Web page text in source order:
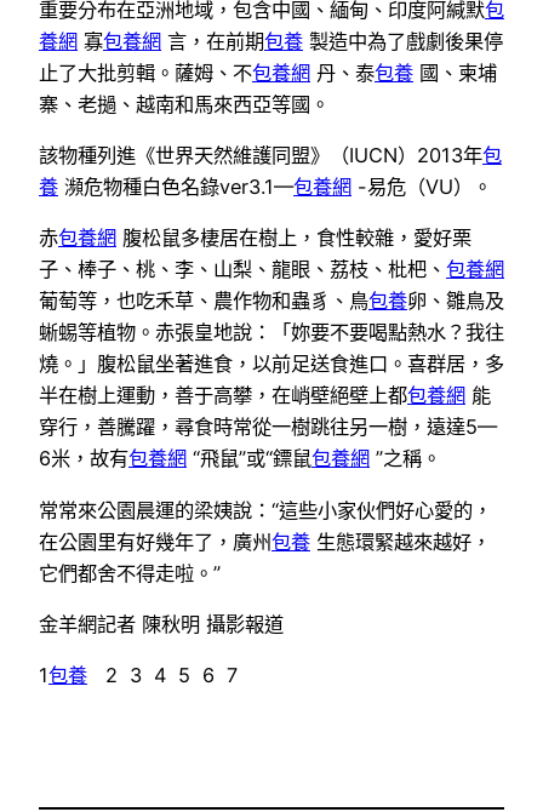
重要分布在亞洲地域，包含中國、緬甸、印度阿緘默包
養網 寡包養網 言，在前期包養 製造中為了戲劇後果停
止了大批剪輯。薩姆、不包養網 丹、泰包養 國、柬埔
寨、老撾、越南和馬來西亞等國。
該物種列進《世界天然維護同盟》（IUCN）2013年包
養 瀕危物種白色名錄ver3.1—包養網 -易危（VU）。
赤包養網 腹松鼠多棲居在樹上，食性較雜，愛好栗
子、棒子、桃、李、山梨、龍眼、荔枝、枇杷、 包養網
葡萄等，也吃禾草、農作物和蟲豸、鳥包養卵、雛鳥及
蜥蜴等植物。赤張皇地說：「妳要不要喝點熱水？我往
燒。」腹松鼠坐著進食，以前足送食進口。喜群居，多
半在樹上運動，善于高攀，在峭壁絕壁上都包養網 能
穿行，善騰躍，尋食時常從一樹跳往另一樹，遠達5—
6米，故有包養網 “飛鼠”或“鏢鼠包養網 ”之稱。
常常來公園晨運的梁姨說：“這些小家伙們好心愛的，
在公園里有好幾年了，廣州包養 生態環緊越來越好，
它們都舍不得走啦。”
金羊網記者 陳秋明 攝影報道
1包養 2 3 4 5 6 7